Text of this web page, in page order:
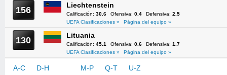
156 Liechtenstein
Calificación: 30.6 Ofensiva: 0.4 Defensiva: 2.5
UEFA Clasificaciones »
Página del equipo »
130 Lituania
Calificación: 45.1 Ofensiva: 0.6 Defensiva: 1.7
UEFA Clasificaciones »
Página del equipo »
A-C D-H M-P Q-T U-Z